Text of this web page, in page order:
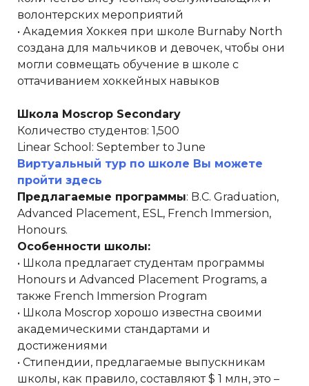
волонтерских мероприятий
• Академия Хоккея при школе Burnaby North
создана для мальчиков и девочек, чтобы они
могли совмещать обучение в школе с
оттачиванием хоккейных навыков
Школа Moscrop Secondary
Количество студентов: 1,500
Linear School: September to June
Виртуальный тур по школе Вы можете
пройти здесь
Предлагаемые программы: B.C. Graduation,
Advanced Placement, ESL, French Immersion,
Honours.
Особенности школы:
• Школа предлагает студентам программы
Honours и Advanced Placement Programs, а
также French Immersion Program
• Школа Moscrop хорошо известна своими
академическими стандартами и
достижениями
• Стипендии, предлагаемые выпускникам
школы, как правило, составляют $ 1 млн, это –